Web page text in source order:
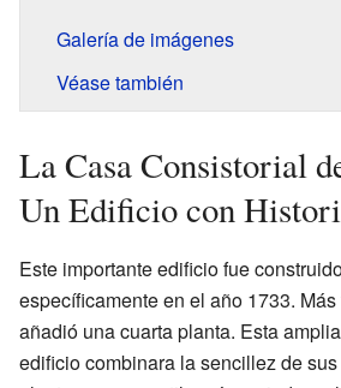
Galería de imágenes
Véase también
La Casa Consistorial
Un Edificio con
Este importante edificio fue
específicamente en el año 1733.
añadió una cuarta planta. Esta
edificio combinara la sencillez de